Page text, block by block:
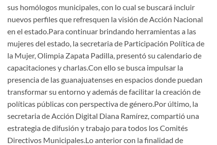
sus homólogos municipales, con lo cual se buscará incluir
nuevos perfiles que refresquen la visión de Acción Nacional
en el estado.Para continuar brindando herramientas a las
mujeres del estado, la secretaria de Participación Política de
la Mujer, Olimpia Zapata Padilla, presentó su calendario de
capacitaciones y charlas.Con ello se busca impulsar la
presencia de las guanajuatenses en espacios donde puedan
transformar su entorno y además de facilitar la creación de
políticas públicas con perspectiva de género.Por último, la
secretaria de Acción Digital Diana Ramírez, compartió una
estrategia de difusión y trabajo para todos los Comités
Directivos Municipales.Lo anterior con la finalidad de